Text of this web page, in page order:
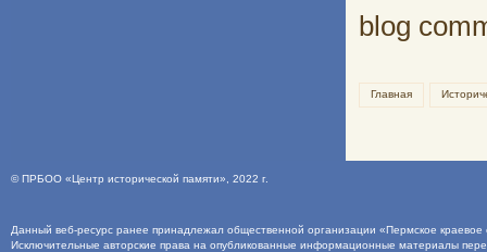
blog
Главная
©ПРБОО «Центр исторической памяти» , 2022 г.
Данный веб-ресурс ранее принадлежал общественной организации «Пермское
Исключительные авторские права на опубликованные информационные материалы